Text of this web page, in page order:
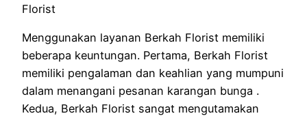
Florist
Menggunakan layanan Berkah Florist memiliki
beberapa keuntungan. Pertama, Berkah Florist
memiliki pengalaman dan keahlian yang mumpuni
dalam menangani pesanan karangan bunga .
Kedua, Berkah Florist sangat mengutamakan